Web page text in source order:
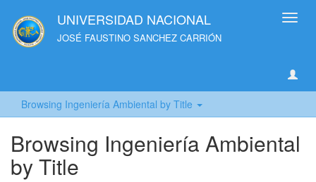
UNIVERSIDAD NACIONAL
JOSÉ FAUSTINO SANCHEZ CARRIÓN
Browsing Ingeniería Ambiental by Title
Browsing Ingeniería Ambiental
by Title